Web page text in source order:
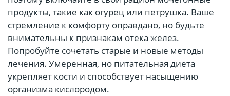
продукты, такие как огурец или петрушка. Ваше
стремление к комфорту оправдано, но будьте
внимательны к признакам отека желез.
Попробуйте сочетать старые и новые методы
лечения. Умеренная, но питательная диета
укрепляет кости и способствует насыщению
организма кислородом.